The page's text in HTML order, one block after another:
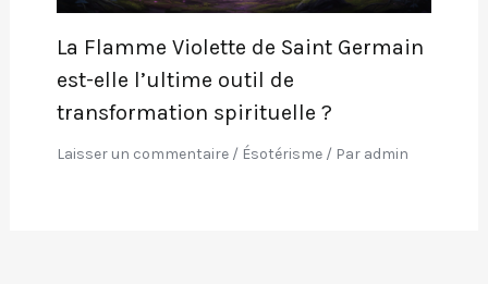
La Flamme Violette de Saint Germain
est-elle l’ultime outil de
transformation spirituelle ?
Laisser un commentaire / Ésotérisme/ Par admin